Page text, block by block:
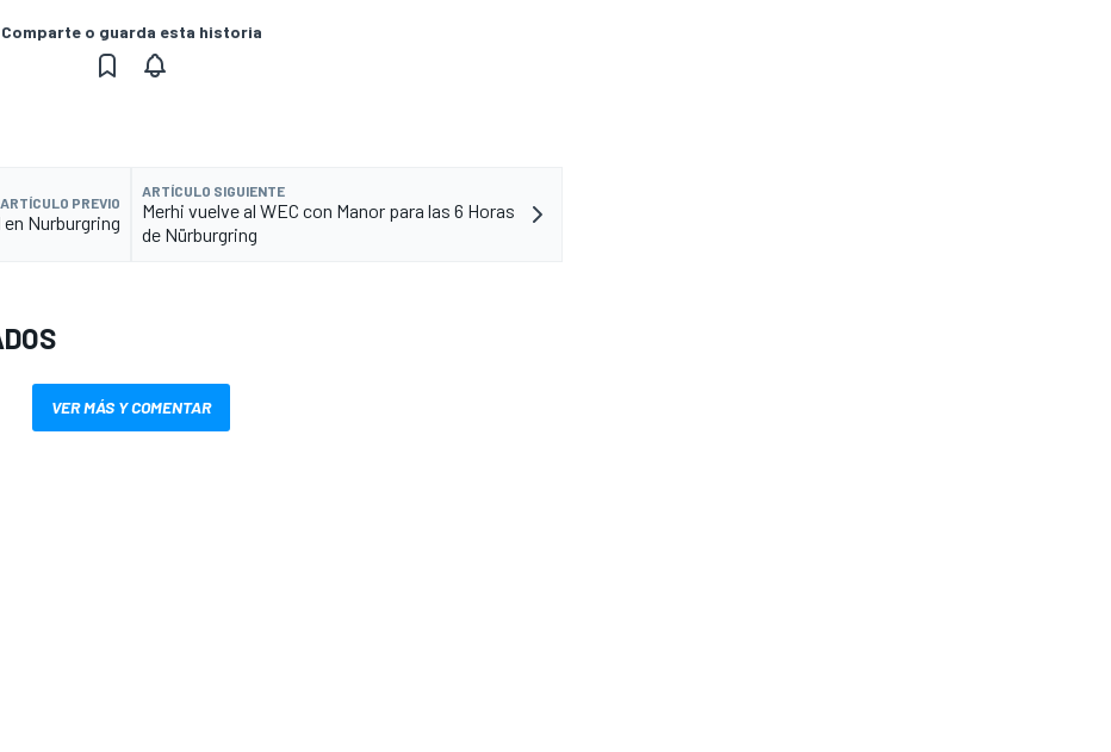
Comparte o guarda esta historia
ARTÍCULO PREVIO
Nurburgring
ARTÍCULO SIGUIENTE
Merhi vuelve al WEC con Manor para las 6 Horas
de Nürburgring
VER MÁS Y COMENTAR